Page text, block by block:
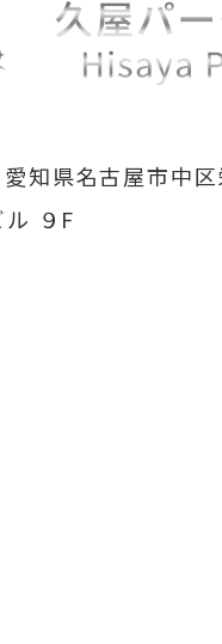
愛知県名古屋市中
９F